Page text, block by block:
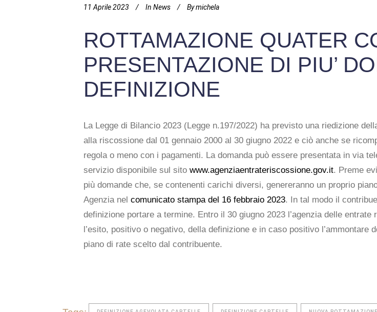
11 Aprile 2023 In News Bymichela
ROTTAMAZIONE QUATER
PRESENTAZIONE DI PIU’
DEFINIZIONE
La Legge di Bilancio 2023 (Legge n.197/2022) ha previsto una riedizione
alla riscossione dal 01 gennaio 2000 al 30 giugno 2022 e ciò anche se
regola o meno con i pagamenti. La domanda può essere presentata in via
servizio disponibile sul sito www.agenziaentrateriscossione.gov.it. Preme
più domande che, se contenenti carichi diversi, genereranno un proprio
Agenzia nel comunicato stampa del 16 febbraio 2023. In tal modo il
definizione portare a termine. Entro il 30 giugno 2023 l’agenzia delle
l’esito, positivo o negativo, della definizione e in caso positivo
piano di rate scelto dal contribuente.